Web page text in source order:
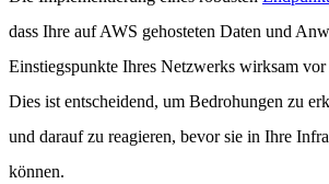
dass Ihre auf AWS gehosteten Daten und
Einstiegspunkte Ihres Netzwerks wirksam
Dies ist entscheidend, um Bedrohungen zu
und darauf zu reagieren, bevor sie in Ihre
können.